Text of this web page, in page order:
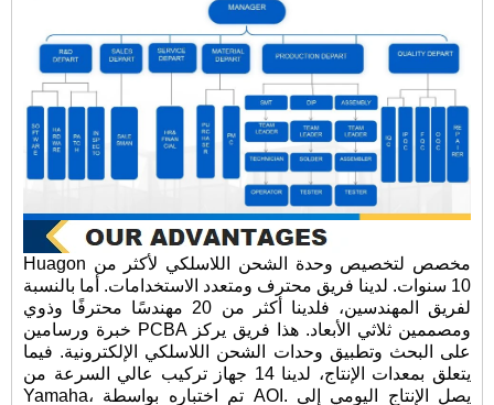
Huagon مخصص لتخصيص وحدة الشحن اللاسلكي لأكثر من
10 سنوات. لدينا فريق محترف ومتعدد الاستخدامات. أما بالنسبة
لفريق المهندسين، فلدينا أكثر من 20 مهندسًا محترفًا وذوي
خبرة ورسامين PCBA ومصممين ثلاثي الأبعاد. هذا فريق يركز
على البحث وتطبيق وحدات الشحن اللاسلكي الإلكترونية. فيما
يتعلق بمعدات الإنتاج، لدينا 14 جهاز تركيب عالي السرعة من
Yamaha، تم اختباره بواسطة AOI. يصل الإنتاج اليومي إلى